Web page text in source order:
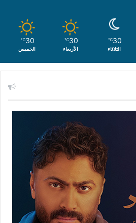
30
℃
الثلاثاء
30
℃
الأربعاء
30
℃
الخميس